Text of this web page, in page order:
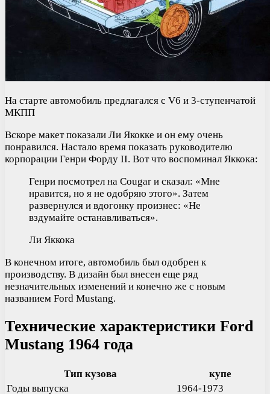
На старте автомобиль предлагался с V6 и 3-ступенчатой
МКПП
Вскоре макет показали Ли Якокке и он ему очень
понравился. Настало время показать руководителю
корпорации Генри Форду II. Вот что воспоминал Яккока:
Генри посмотрел на Cougar и сказал: «Мне
нравится, но я не одобряю этого». Затем
развернулся и вдогонку произнес: «Не
вздумайте останавливаться».
Ли Яккока
В конечном итоге, автомобиль был одобрен к
производству. В дизайн был внесен еще ряд
незначительных изменений и конечно же с новым
названием Ford Mustang.
Технические характеристики Ford
Mustang 1964 года
Тип кузова
купе
Годы выпуска
1964-1973